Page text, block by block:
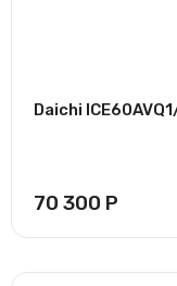
Daichi
70 300 Р